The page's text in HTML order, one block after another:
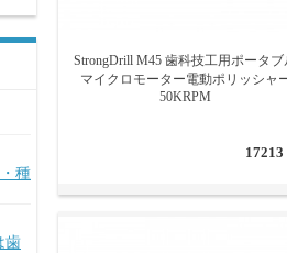
種
歯
StrongDrill M45 歯科技工用ポータブ
マイクロモーター電動ポリッシャ
50KRPM
17213